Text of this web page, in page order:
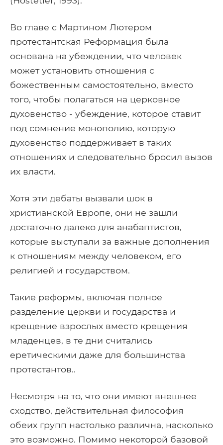
Во главе с Мартином Лютером
протестантская Реформация была
основана на убеждении, что человек
может установить отношения с
божественным самостоятельно, вместо
того, чтобы полагаться на церковное
духовенство - убеждение, которое ставит
под сомнение монополию, которую
духовенство поддерживает в таких
отношениях и следовательно бросил вызов
их власти.
Хотя эти дебаты вызвали шок в
христианской Европе, они не зашли
достаточно далеко для анабаптистов,
которые выступали за важные дополнения
к отношениям между человеком, его
религией и государством.
Такие реформы, включая полное
разделение церкви и государства и
крещение взрослых вместо крещения
младенцев, в те дни считались
еретическими даже для большинства
протестантов..
Несмотря на то, что они имеют внешнее
сходство, действительная философия
обеих групп настолько различна, насколько
это возможно. Помимо некоторой базовой